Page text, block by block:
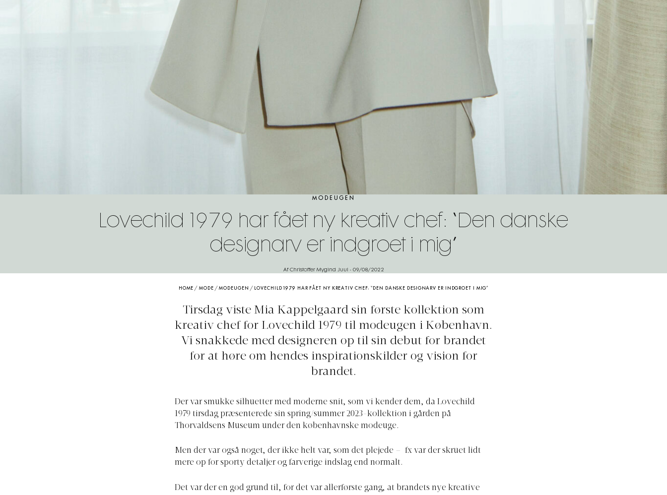
MODEUGEN
Lovechild 1979 har fået ny kreativ chef: “Den danske
designarv er indgroet i mig”
Af Christoffer Mygind Juul - 09/08/2022
HOME /MODE /MODEUGEN / LOVECHILD 1979 HAR FÅET NY KREATIV CHEF: “DEN DANSKE DESIGNARV ER INDGROET I MIG”
Tirsdag viste Mia Kappelgaard sin første kollektion som
kreativ chef for Lovechild 1979 til modeugen i København.
Vi snakkede med designeren op til sin debut for brandet
for at høre om hendes inspirationskilder og vision for
brandet.
Der var smukke silhuetter med moderne snit, som vi kender dem, da Lovechild
1979 tirsdag præsenterede sin spring/summer 2023-kollektion i gården på
Thorvaldsens Museum under den københavnske modeuge.
Men der var også noget, der ikke helt var, som det plejede – fx var der skruet lidt
mere op for sporty detaljer og farverige indslag end normalt.
Det var der en god grund til, for det var allerførste gang, at brandets nye kreative